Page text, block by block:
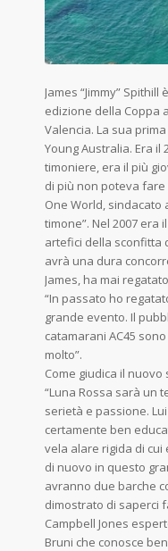
James “Jimmy”
edizione della Coppa
Valencia. La sua
Young Australia. Era il
timoniere, era il più
di più non poteva
One World, sindacato
timone”. Nel 2007 era
artefici della sconfitta
avrà una dura
James, ha mai
“In passato ho
grande evento. Il
catamarani AC45
molto”.
Come giudica il nuovo
“Luna Rossa sarà un
serietà e passione.
certamente ben
vela alare rigida di
di nuovo in questo
avranno due barche
dimostrato di saperci
Campbell Jones
Bruni che conosce